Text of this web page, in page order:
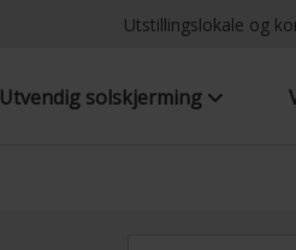
Utstillingslokale og
Utvendig solskjerming